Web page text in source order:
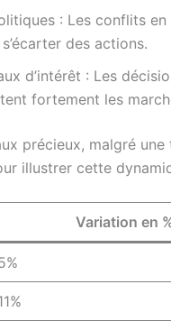
: Les conflits
des actions.
d’intérêt : Les
fortement les
précieux, malgré une
illustrer cette
Variation en